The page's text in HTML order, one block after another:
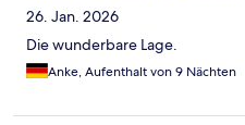
26. Jan. 2026
Die wunderbare Lage.
Anke, Aufenthalt von 9 Nächten